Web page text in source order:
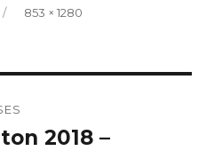
Täissuurus
853 × 1280
2018 –